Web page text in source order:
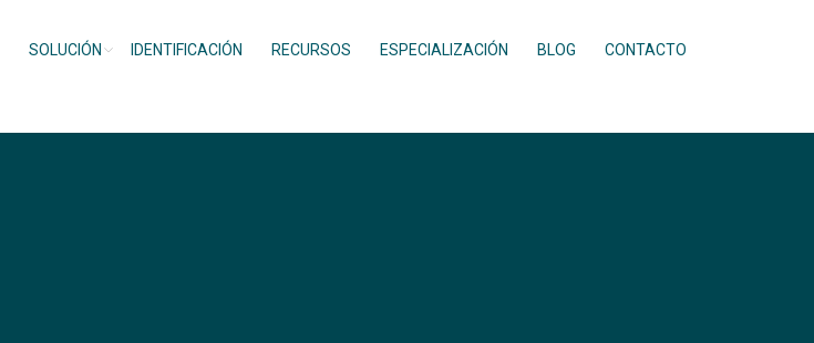
SOLUCIÓN IDENTIFICACIÓN RECURSOS ESPECIALIZACIÓN BLOG CONTACTO